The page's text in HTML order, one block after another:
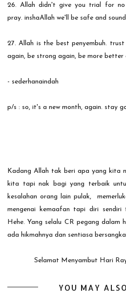
26. Allah didn't give you trial for
pray. inshaAllah we'll be safe and
27. Allah is the best penyembuh.
again, be strong again, be more better
- sederhanaindah
p/s : so, it's a new month, again. stay
Kadang Allah tak beri apa yang kita
kita tapi nak bagi yang terbaik
kesalahan orang lain pulak,
mengenai kemaafan tapi diri sendiri
Hehe. Yang selalu CR pegang dalam
ada hikmahnya dan sentiasa
Selamat Menyambut Hari
YOU MAY